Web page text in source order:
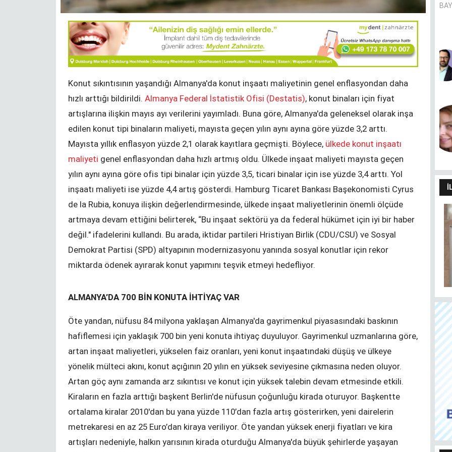
Konut sıkıntısının yaşandığı Almanya'da konut inşaatı maliyetinin genel enflasyondan daha
hızlı arttığı bildirildi. Almanya Federal İstatistik Ofisi (Destatis), konut binaları için fiyat
artışlarına ilişkin mayıs ayı verilerini yayımladı. Buna göre, Almanya'da geleneksel olarak inşa
edilen konut tipi binaların maliyeti, mayısta geçen yılın aynı ayına göre yüzde 3,2 arttı.
Mayısta yıllık enflasyon yüzde 2,1 olarak kayıtlara geçmişti. Böylece, ülkede konut inşaatı
maliyeti genel enflasyondan daha hızlı artmış oldu. Ülkede inşaat maliyeti mayısta geçen
yılın aynı ayına göre ofis tipi binalar için yüzde 3,5, ticari binalar için ise yüzde 3,4 arttı. Yol
inşaatı maliyeti ise yüzde 4,4 artış gösterdi. Hamburg Ticaret Bankası Başekonomisti Cyrus
de la Rubia, konuya ilişkin değerlendirmesinde, ülkede inşaat maliyetlerinin önemli ölçüde
artmaya devam ettiğini belirterek, “Bu inşaat sektörü ya da federal hükümet için iyi bir haber
değil." ifadelerini kullandı. Bu arada, iktidar partileri Hristiyan Birlik (CDU/CSU) ve Sosyal
Demokrat Partisi (SPD) altyapının modernizasyonu yanında sosyal konutlar için rekor
miktarda ödenek ayırarak konut yapımını teşvik etmeyi hedefliyor.
ALMANYA’DA 700 BİN KONUTA İHTİYAÇ VAR
Öte yandan, nüfusu 84 milyona yaklaşan Almanya'da gayrimenkul piyasasındaki baskının
hafiflemesi için yaklaşık 700 bin yeni konuta ihtiyaç duyuluyor. Gayrimenkul uzmanlarına göre,
artan inşaat maliyetleri, yükselen faiz oranları, yeni konut inşaatındaki düşüş ve ülkeye
yönelik mülteci akını, konut açığının 20 yılın en yüksek seviyesine çıkmasına neden oluyor.
Artan göç aynı zamanda arz sıkıntısı ve konut için yüksek talebin devam etmesinde etkili.
Kiraların en fazla arttığı başkent Berlin'de nüfusun çoğunluğu kirada oturuyor. Başkentte
ortalama kiralar 2010'dan bu yana yüzde 110’dan fazla artış gösterirken, yeni dairelerin
metrekaresi en az 25 Euro’dan kiraya veriliyor. Öte yandan yüksek enerji fiyatları ve kira
artışları nedeniyle, halkın yarısının kirada oturduğu Almanya'da büyük şehirlerde yaşayan
Bir Durak - NRW Seçimleri
Değişim ve Süreklilik
YUNUS ULUSOY
Pandemie und Migrationshintergrund
- (k)ein Zusammenhang?
Dilimin sınırları dünyamın
sınırlarıdır
YTB‘den izincilere Sırbistan sınırında
hijyen paketi
Kündigung während der
Corona-Krise?
Yaşarken efsaneleşen
Almanya Türk Toplumu